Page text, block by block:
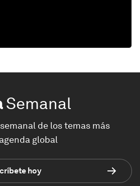
Semanal
de los temas más
global
hoy